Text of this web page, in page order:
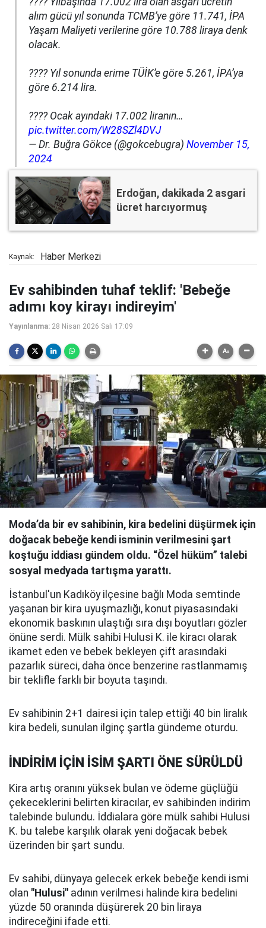
alım gücü yıl sonunda TCMB’ye göre 11.741, İPA
Yaşam Maliyeti verilerine göre 10.788 liraya denk
olacak.
???? Yıl sonunda erime TÜİK’e göre 5.261, İPA’ya
göre 6.214 lira.
???? Ocak ayındaki 17.002 liranın…
pic.twitter.com/W28SZl4DVJ
— Dr. Buğra Gökce (@gokcebugra) November 15,
2024
Erdoğan, dakikada 2 asgari
ücret harcıyormuş
Kaynak: Haber Merkezi
Ev sahibinden tuhaf teklif: 'Bebeğe
adımı koy kirayı indireyim'
Yayınlanma: 28 Nisan 2026 Salı 17:09
Moda’da bir ev sahibinin, kira bedelini düşürmek için
doğacak bebeğe kendi isminin verilmesini şart
koştuğu iddiası gündem oldu. “Özel hüküm” talebi
sosyal medyada tartışma yarattı.
İstanbul'un Kadıköy ilçesine bağlı Moda semtinde
yaşanan bir kira uyuşmazlığı, konut piyasasındaki
ekonomik baskının ulaştığı sıra dışı boyutları gözler
önüne serdi. Mülk sahibi Hulusi K. ile kiracı olarak
ikamet eden ve bebek bekleyen çift arasındaki
pazarlık süreci, daha önce benzerine rastlanmamış
bir teklifle farklı bir boyuta taşındı.
Ev sahibinin 2+1 dairesi için talep ettiği 40 bin liralık
kira bedeli, sunulan ilginç şartla gündeme oturdu.
İNDİRİM İÇİN İSİM ŞARTI ÖNE SÜRÜLDÜ
Kira artış oranını yüksek bulan ve ödeme güçlüğü
çekeceklerini belirten kiracılar, ev sahibinden indirim
talebinde bulundu. İddialara göre mülk sahibi Hulusi
K. bu talebe karşılık olarak yeni doğacak bebek
üzerinden bir şart sundu.
Ev sahibi, dünyaya gelecek erkek bebeğe kendi ismi
olan "Hulusi" adının verilmesi halinde kira bedelini
yüzde 50 oranında düşürerek 20 bin liraya
indireceğini ifade etti.